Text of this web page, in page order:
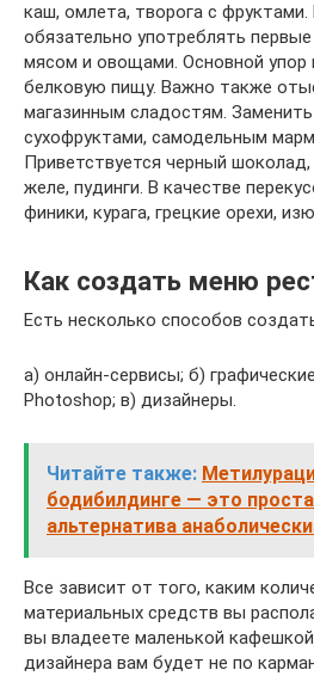
каш, омлета, творога с
обязательно употреблять
мясом и овощами. Основной упор
белковую пищу. Важно также
магазинным сладостям.
сухофруктами, самодельным
Приветствуется черный
желе, пудинги. В качестве
финики, курага, грецкие орехи,
Как создать меню
Есть несколько способов
а) онлайн-сервисы; б)
Photoshop; в) дизайнеры.
Читайте также:
бодибилдинге — это
альтернатива
Все зависит от того, каким
материальных средств вы
вы владеете маленькой
дизайнера вам будет не по